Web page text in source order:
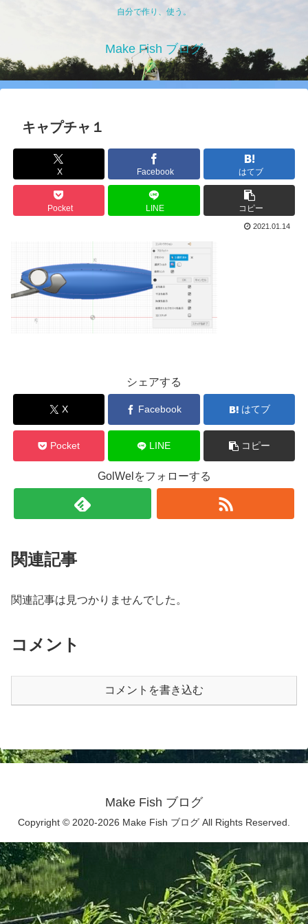
自分で作り、使う。
Make Fish ブログ
キャプチャ１
X Facebook はてブ
Pocket LINE コピー
2021.01.14
シェアする
X Facebook はてブ
Pocket LINE コピー
GolWelをフォローする
関連記事
関連記事は見つかりませんでした。
コメント
コメントを書き込む
Make Fish ブログ
Copyright © 2020-2026 Make Fish ブログ All Rights Reserved.